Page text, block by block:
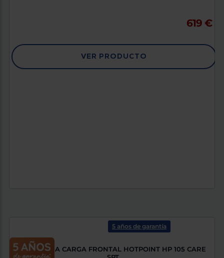
619 €
VER PRODUCTO
5 años de garantía
LAVADORA CARGA FRONTAL HOTPOINT HP 105 CARE